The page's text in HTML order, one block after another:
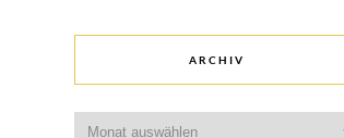
ARCHIV